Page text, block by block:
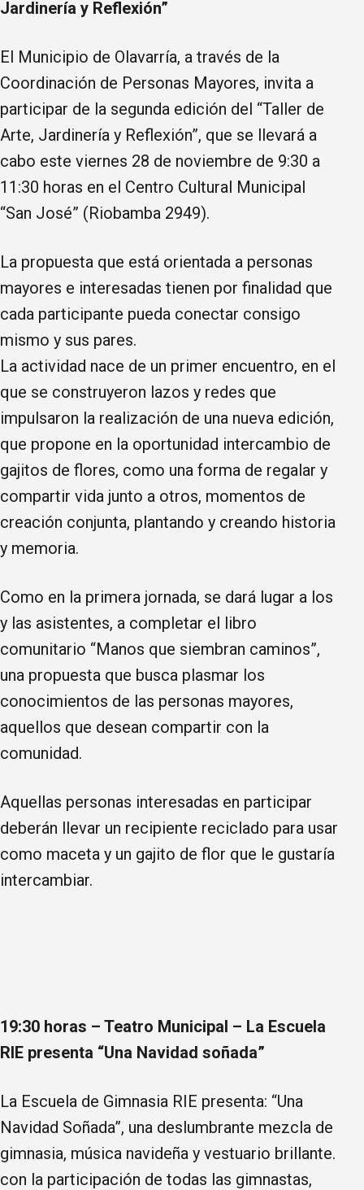
Jardinería y Reflexión”
El Municipio de Olavarría, a través de la
Coordinación de Personas Mayores, invita a
participar de la segunda edición del “Taller de
Arte, Jardinería y Reflexión”, que se llevará a
cabo este viernes 28 de noviembre de 9:30 a
11:30 horas en el Centro Cultural Municipal
“San José” (Riobamba 2949).
La propuesta que está orientada a personas
mayores e interesadas tienen por finalidad que
cada participante pueda conectar consigo
mismo y sus pares.
La actividad nace de un primer encuentro, en el
que se construyeron lazos y redes que
impulsaron la realización de una nueva edición,
que propone en la oportunidad intercambio de
gajitos de flores, como una forma de regalar y
compartir vida junto a otros, momentos de
creación conjunta, plantando y creando historia
y memoria.
Como en la primera jornada, se dará lugar a los
y las asistentes, a completar el libro
comunitario “Manos que siembran caminos”,
una propuesta que busca plasmar los
conocimientos de las personas mayores,
aquellos que desean compartir con la
comunidad.
Aquellas personas interesadas en participar
deberán llevar un recipiente reciclado para usar
como maceta y un gajito de flor que le gustaría
intercambiar.
19:30 horas – Teatro Municipal – La Escuela
RIE presenta “Una Navidad soñada”
La Escuela de Gimnasia RIE presenta: “Una
Navidad Soñada”, una deslumbrante mezcla de
gimnasia, música navideña y vestuario brillante.
con la participación de todas las gimnastas,